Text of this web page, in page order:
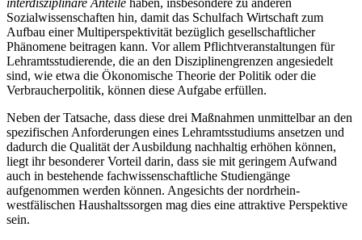
interdisziplinäre Anteile haben, insbesondere zu anderen
Sozialwissenschaften hin, damit das Schulfach Wirtschaft zum
Aufbau einer Multiperspektivität bezüglich gesellschaftlicher
Phänomene beitragen kann. Vor allem Pflichtveranstaltungen für
Lehramtsstudierende, die an den Disziplinengrenzen angesiedelt
sind, wie etwa die Ökonomische Theorie der Politik oder die
Verbraucherpolitik, können diese Aufgabe erfüllen.
Neben der Tatsache, dass diese drei Maßnahmen unmittelbar an den
spezifischen Anforderungen eines Lehramtsstudiums ansetzen und
dadurch die Qualität der Ausbildung nachhaltig erhöhen können,
liegt ihr besonderer Vorteil darin, dass sie mit geringem Aufwand
auch in bestehende fachwissenschaftliche Studiengänge
aufgenommen werden können. Angesichts der nordrhein-
westfälischen Haushaltssorgen mag dies eine attraktive Perspektive
sein.